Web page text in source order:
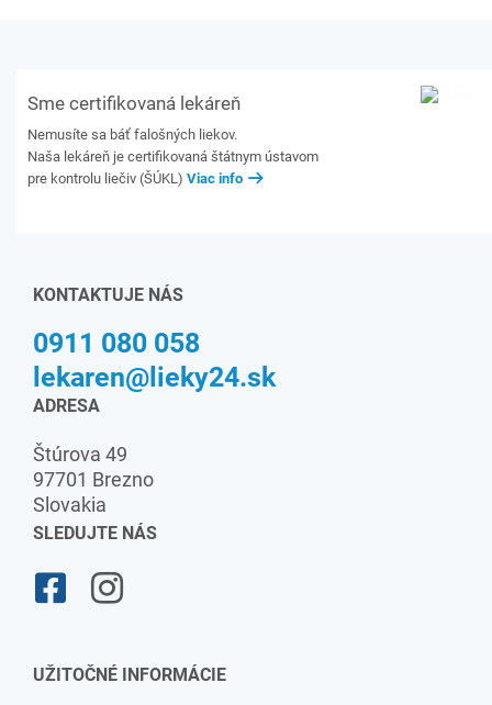
Sme certifikovaná lekáreň
Nemusíte sa báť falošných liekov.
Naša lekáreň je certifikovaná štátnym ústavom
pre kontrolu liečiv (ŠÚKL) Viac info
KONTAKTUJE NÁS
0911 080 058
lekaren@lieky24.sk
ADRESA
Štúrova 49
97701 Brezno
Slovakia
SLEDUJTE NÁS
UŽITOČNÉ INFORMÁCIE